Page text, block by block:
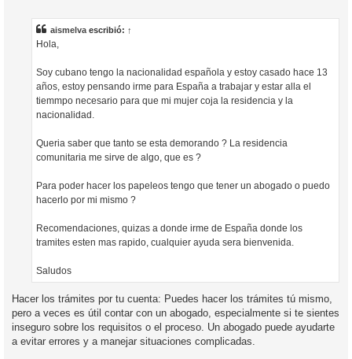
aismelva escribió: ↑
Hola,
Soy cubano tengo la nacionalidad española y estoy casado hace 13
años, estoy pensando irme para España a trabajar y estar alla el
tiemmpo necesario para que mi mujer coja la residencia y la
nacionalidad.
Queria saber que tanto se esta demorando ? La residencia
comunitaria me sirve de algo, que es ?
Para poder hacer los papeleos tengo que tener un abogado o puedo
hacerlo por mi mismo ?
Recomendaciones, quizas a donde irme de España donde los
tramites esten mas rapido, cualquier ayuda sera bienvenida.
Saludos
Hacer los trámites por tu cuenta: Puedes hacer los trámites tú mismo,
pero a veces es útil contar con un abogado, especialmente si te sientes
inseguro sobre los requisitos o el proceso. Un abogado puede ayudarte
a evitar errores y a manejar situaciones complicadas.